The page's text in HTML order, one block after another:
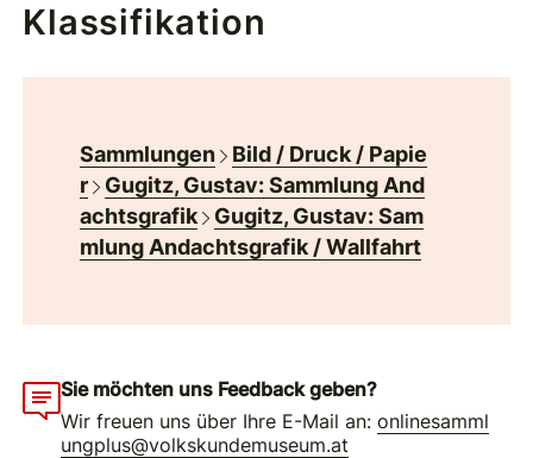
Klassifikation
Sammlungen
Bild / Druck / Papie
r
Gugitz, Gustav: Sammlung And
achtsgrafik
Gugitz, Gustav: Sam
mlung Andachtsgrafik / Wallfahrt
Sie möchten uns Feedback geben?
Wir freuen uns über Ihre E-Mail an:onlinesamml
ungplus@volkskundemuseum.at